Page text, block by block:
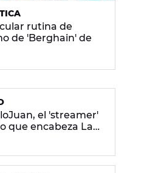
rutina de
de 'Berghain' de
el 'streamer'
que encabeza La